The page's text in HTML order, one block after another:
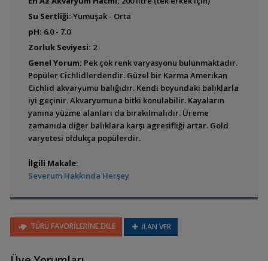
Bujurquina vittata
Krobia itanyi
Su Sertliği: Yumuşak - Orta
pH: 6.0 - 7.0
Zorluk Seviyesi: 2
Genel Yorum: Pek çok renk varyasyonu bulunmaktadır.
Popüler Cichlidlerdendir. Güzel bir Karma Amerikan
Cichlid akvaryumu balığıdır. Kendi boyundaki balıklarla
iyi geçinir. Akvaryumuna bitki konulabilir. Kayaların
yanına yüzme alanları da bırakılmalıdır. Üreme
zamanıda diğer balıklara karşı agresifliği artar. Gold
varyetesi oldukça popülerdir.
İlgili Makale:
Severum Hakkında Herşey
TÜRÜ FAVORİLERİNE EKLE İLAN VER